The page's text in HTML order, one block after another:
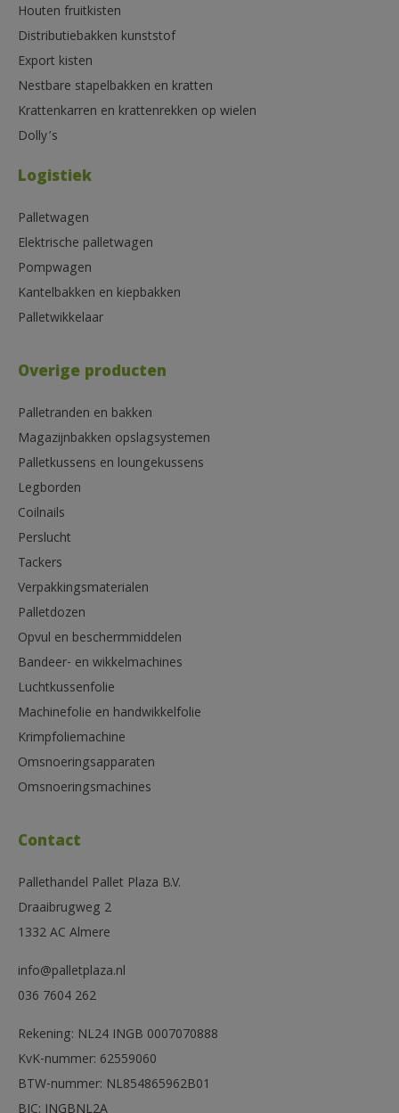
Houten fruitkisten
Distributiebakken kunststof
Export kisten
Nestbare stapelbakken en kratten
Krattenkarren en krattenrekken op wielen
Dolly’s
Logistiek
Palletwagen
Elektrische palletwagen
Pompwagen
Kantelbakken en kiepbakken
Palletwikkelaar
Overige producten
Palletranden en bakken
Magazijnbakken opslagsystemen
Palletkussens en loungekussens
Legborden
Coilnails
Perslucht
Tackers
Verpakkingsmaterialen
Palletdozen
Opvul en beschermmiddelen
Bandeer- en wikkelmachines
Luchtkussenfolie
Machinefolie en handwikkelfolie
Krimpfoliemachine
Omsnoeringsapparaten
Omsnoeringsmachines
Contact
Pallethandel Pallet Plaza B.V.
Draaibrugweg 2
1332 AC Almere
info@palletplaza.nl
036 7604 262
Rekening: NL24 INGB 0007070888
KvK-nummer: 62559060
BTW-nummer: NL854865962B01